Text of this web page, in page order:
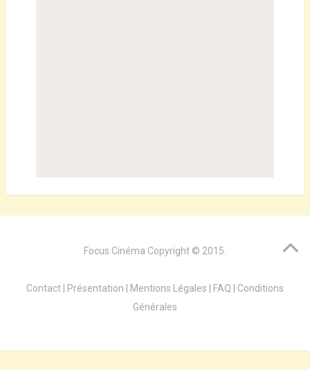
Focus Cinéma Copyright © 2015.
Contact Présentation Mentions Légales FAQ
Conditions
Générales